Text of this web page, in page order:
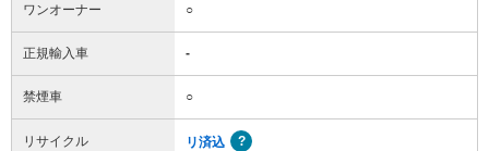
ワンオーナー ○
正規輸入車 -
禁煙車 ○
リサイクル リ済込